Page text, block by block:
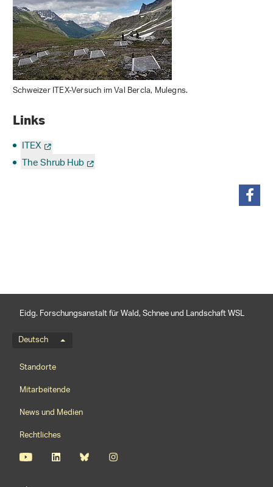
Schweizer ITEX-Versuch im Val Bercla, Mulegns.
Links
ITEX
The Shrub Hub
Eidg. Forschungsanstalt für Wald, Schnee und Landschaft WSL
Sprachmenü
Deutsch
Footernavigation
Standorte
Mitarbeitende
News und Medien
Rechtliches